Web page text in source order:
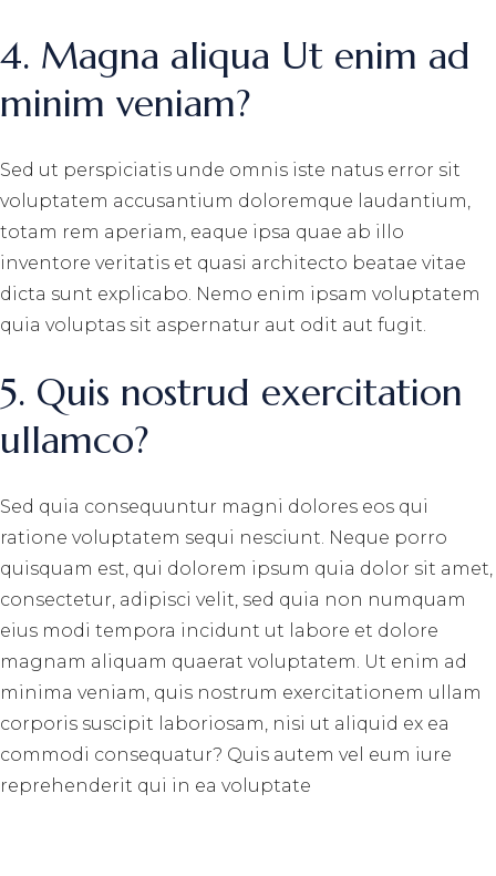
4. Magna aliqua Ut enim ad
minim veniam?
Sed ut perspiciatis unde omnis iste natus error sit
voluptatem accusantium doloremque laudantium,
totam rem aperiam, eaque ipsa quae ab illo
inventore veritatis et quasi architecto beatae vitae
dicta sunt explicabo. Nemo enim ipsam voluptatem
quia voluptas sit aspernatur aut odit aut fugit.
5. Quis nostrud exercitation
ullamco?
Sed quia consequuntur magni dolores eos qui
ratione voluptatem sequi nesciunt. Neque porro
quisquam est, qui dolorem ipsum quia dolor sit amet,
consectetur, adipisci velit, sed quia non numquam
eius modi tempora incidunt ut labore et dolore
magnam aliquam quaerat voluptatem. Ut enim ad
minima veniam, quis nostrum exercitationem ullam
corporis suscipit laboriosam, nisi ut aliquid ex ea
commodi consequatur? Quis autem vel eum iure
reprehenderit qui in ea voluptate